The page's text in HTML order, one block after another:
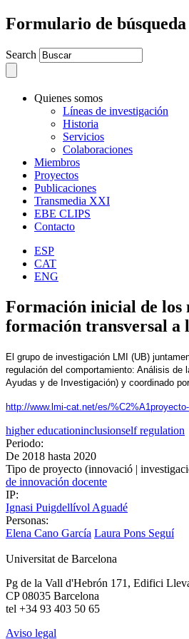
Formulario de búsqueda
Search
Quienes somos
Líneas de investigación
Historia
Servicios
Colaboraciones
Miembros
Proyectos
Publicaciones
Transmedia XXI
EBE CLIPS
Contacto
ESP
CAT
ENG
Formación inicial de los
formación transversal a
El grupo de investigación LMI (UB)
regulación del comportamiento: Análisis de
Ayudas y de Investigación) y coordinado
http://www.lmi-cat.net/es/
higher educationinclusionself regulation
Periodo:
De 2018 hasta 2020
Tipo de proyecto (innovació |
de innovación docente
IP:
Ignasi Puigdellívol Aguadé
Personas:
Elena Cano García Laura Pons Seguí
Universitat de Barcelona
Pg de la Vall d'Hebrón 171, Edifici
CP 08035 Barcelona
tel +34 93 403 50 65
Aviso legal